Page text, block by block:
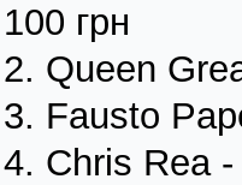
100 грн
2. Queen
3. Fausto
4. Chris Rea